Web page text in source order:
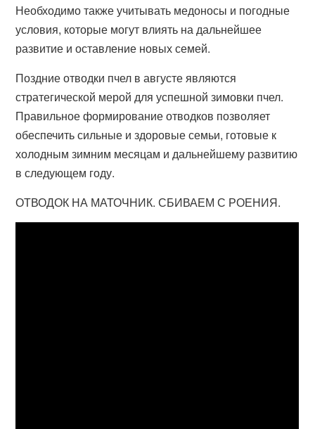
Необходимо также учитывать медоносы и погодные
условия, которые могут влиять на дальнейшее
развитие и оставление новых семей.
Поздние отводки пчел в августе являются
стратегической мерой для успешной зимовки пчел.
Правильное формирование отводков позволяет
обеспечить сильные и здоровые семьи, готовые к
холодным зимним месяцам и дальнейшему развитию
в следующем году.
ОТВОДОК НА МАТОЧНИК. СБИВАЕМ С РОЕНИЯ.